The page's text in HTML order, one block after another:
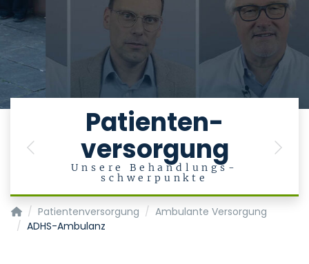
Patienten-
versorgung
Unsere Behandlungs-
schwerpunkte
Previous Next
Klinik für Psychiatrie, Psychotherapie und Psychosomatik
Patientenversorgung
Ambulante Versorgung
ADHS-Ambulanz